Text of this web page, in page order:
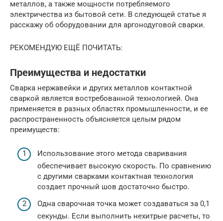
металлов, а также мощности потребляемого
электричества из бытовой сети. В следующей статье я
расскажу об оборудовании для аргонодуговой сварки.
РЕКОМЕНДУЮ ЕЩЁ ПОЧИТАТЬ:
Преимущества и недостатки
Сварка нержавейки и других металлов контактной
сваркой является востребованной технологией. Она
применяется в разных областях промышленности, и ее
распространенность объясняется целым рядом
преимуществ:
Использование этого метода сваривания
обеспечивает высокую скорость. По сравнению
с другими сварками контактная технология
создает прочный шов достаточно быстро.
Одна сварочная точка может создаваться за 0,1
секунды. Если выполнить нехитрые расчеты, то